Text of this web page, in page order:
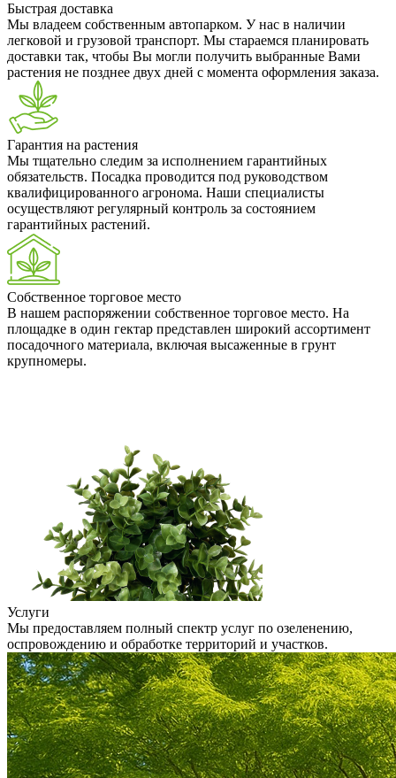
Быстрая доставка
Мы владеем собственным автопарком. У нас в наличии
легковой и грузовой транспорт. Мы стараемся планировать
доставки так, чтобы Вы могли получить выбранные Вами
растения не позднее двух дней с момента оформления заказа.
Гарантия на растения
Мы тщательно следим за исполнением гарантийных
обязательств. Посадка проводится под руководством
квалифицированного агронома. Наши специалисты
осуществляют регулярный контроль за состоянием
гарантийных растений.
Собственное торговое место
В нашем распоряжении собственное торговое место. На
площадке в один гектар представлен широкий ассортимент
посадочного материала, включая высаженные в грунт
крупномеры.
Услуги
Мы предоставляем полный спектр услуг по озеленению,
оспровождению и обработке территорий и участков.